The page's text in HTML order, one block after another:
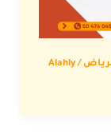
/
Alahly